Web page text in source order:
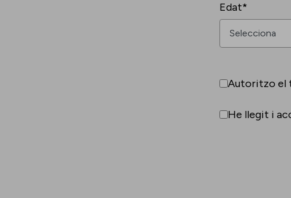
Edat*
Autoritzo el
He llegit i